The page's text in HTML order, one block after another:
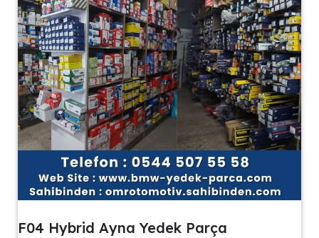
F04 Hybrid Ayna Yedek Parça